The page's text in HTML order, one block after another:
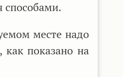
способами.
месте надо
показано на